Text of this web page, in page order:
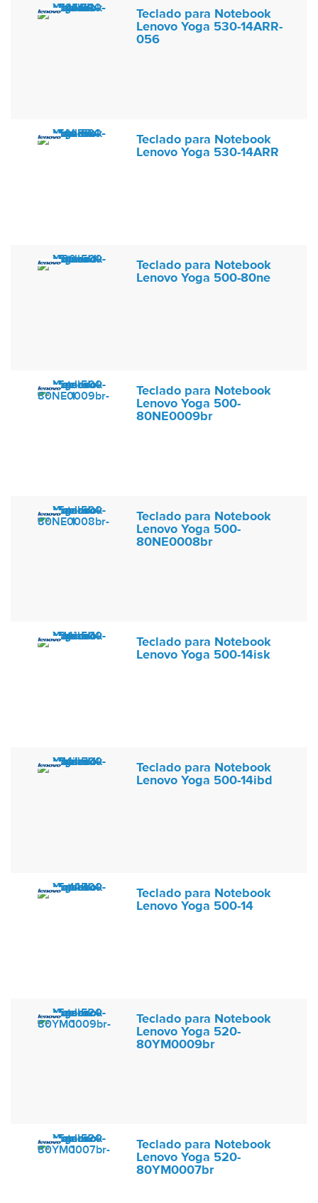
Teclado para Notebook
Lenovo Yoga 530-14ARR-
056
Teclado para Notebook
Lenovo Yoga 530-14ARR
Teclado para Notebook
Lenovo Yoga 500-80ne
Teclado para Notebook
Lenovo Yoga 500-
80NE0009br
Teclado para Notebook
Lenovo Yoga 500-
80NE0008br
Teclado para Notebook
Lenovo Yoga 500-14isk
Teclado para Notebook
Lenovo Yoga 500-14ibd
Teclado para Notebook
Lenovo Yoga 500-14
Teclado para Notebook
Lenovo Yoga 520-
80YM0009br
Teclado para Notebook
Lenovo Yoga 520-
80YM0007br